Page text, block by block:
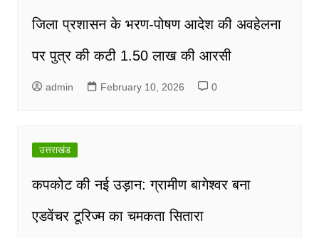
जिला प्रशासन के भरण-पोषण आदेश की अवहेलना
पर पुत्र की कटी 1.50 लाख की आरसी
admin February 10, 2026 0
उत्तराखंड
कपकोट की नई उड़ान: ग्रामीण बागेश्वर बना
एडवेंचर टूरिज्म का चमकता सितारा